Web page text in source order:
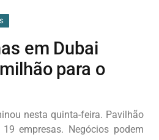
em Dubai
para o
nesta quinta-feira. Pavilhão
empresas. Negócios podem